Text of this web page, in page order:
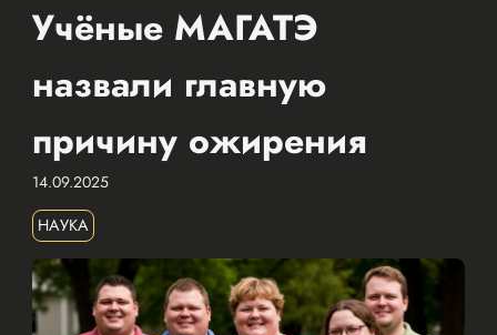
Учёные МАГАТЭ
назвали главную
причину ожирения
14.09.2025
НАУКА